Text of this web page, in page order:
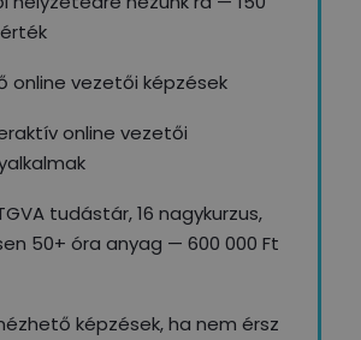
online vezetői képzések
online vezetői
tudástár, 16 nagykurzus,
50+ óra anyag — 600 000 Ft
képzések, ha nem érsz